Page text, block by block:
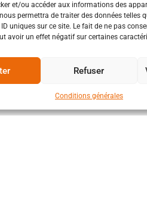
et/ou accéder aux informations des
permettra de traiter des données telles
uniques sur ce site. Le fait de ne pas
avoir un effet négatif sur certaines
Refuser
Conditions générales